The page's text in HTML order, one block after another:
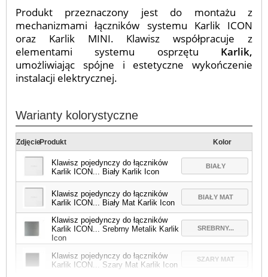
Produkt przeznaczony jest do montażu z
mechanizmami łączników systemu Karlik ICON
oraz Karlik MINI. Klawisz współpracuje z
elementami systemu osprzętu Karlik,
umożliwiając spójne i estetyczne wykończenie
instalacji elektrycznej.
Warianty kolorystyczne
ZdjęcieProdukt Kolor
Klawisz pojedynczy do łączników
Karlik ICON... Biały Karlik Icon
BIAŁY
Klawisz pojedynczy do łączników
Karlik ICON... Biały Mat Karlik Icon
BIAŁY MAT
Klawisz pojedynczy do łączników
Karlik ICON... Srebrny Metalik Karlik
Icon
SREBRNY...
Klawisz pojedynczy do łączników
Karlik ICON... Szary Mat Karlik Icon
SZARY MAT